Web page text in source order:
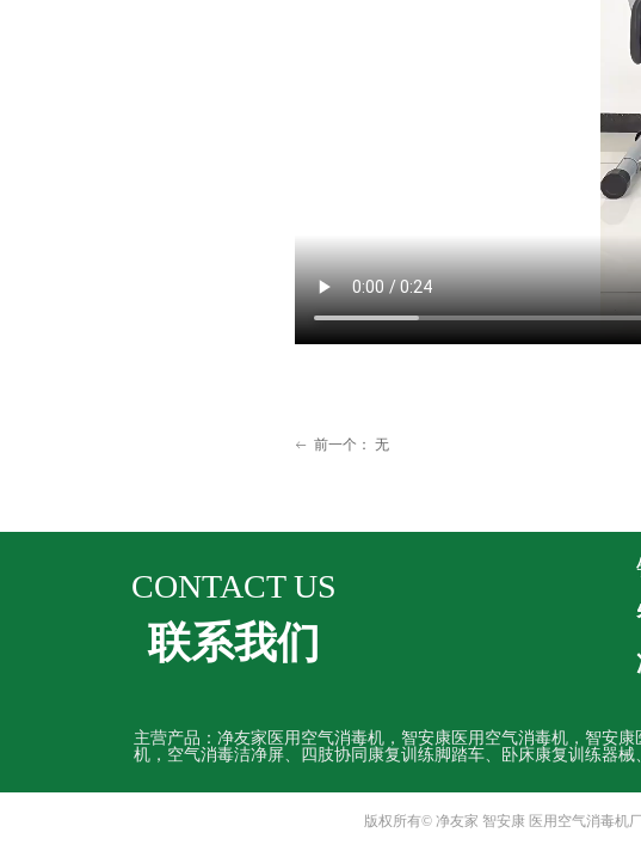
ꂃ 前一个： 无
CONTACT US
联系我们
主营产品：净友家医用空气消毒机，智安康医用空气消毒机，智安
机，空气消毒洁净屏、四肢协同康复训练脚踏车、卧床康复训练器
版权所有© 净友家 智安康 医用空气消毒机